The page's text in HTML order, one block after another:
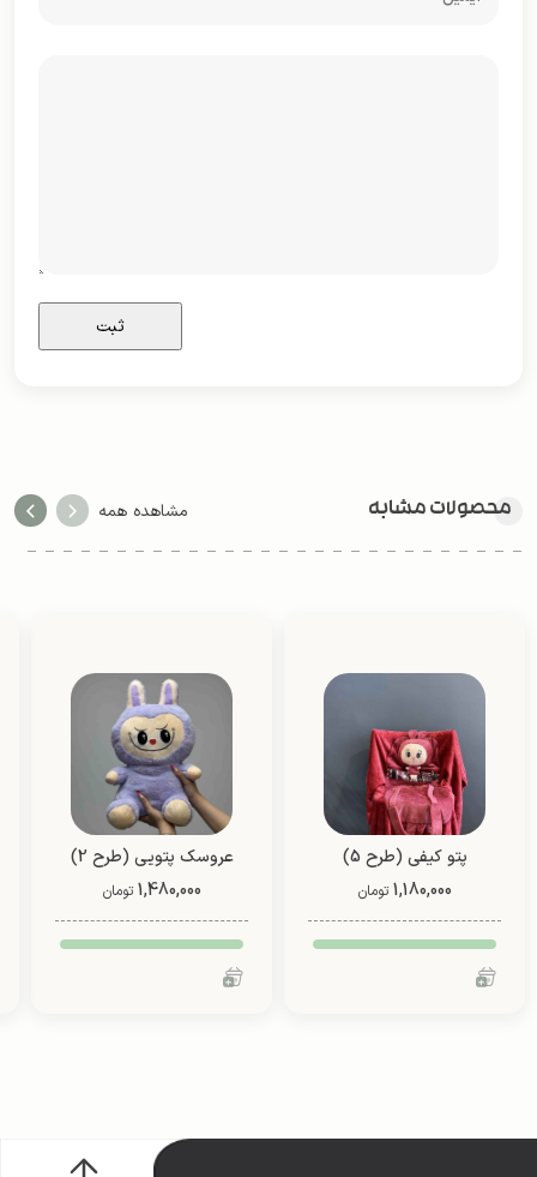
محصولات مشابه مشاهده همه
پتو کیفی (طرح 5)
1,180,000 تومان
عروسک پتویی (طرح 2)
1,480,000 تومان